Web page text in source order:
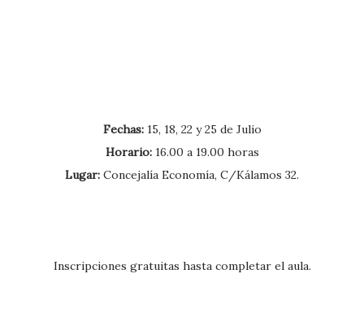
Fechas:15, 18, 22 y 25 de Julio
Horario: 16.00 a 19.00 horas
Lugar: Concejalía Economía, C/Kálamos 32.
Inscripciones gratuitas hasta completar el aula.